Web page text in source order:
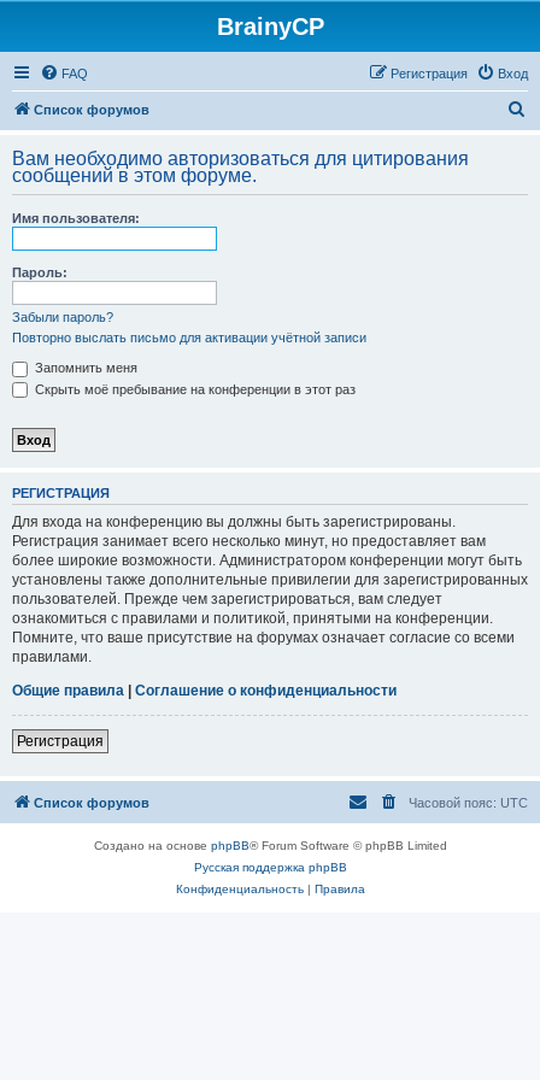
BrainyCP
FAQ Вход
Регистрация
Список форумов
с
Вам необходимо авторизоваться для цитирования
сообщений в этом форуме.
Имя пользователя:
Пароль:
Забыли пароль?
Повторно выслать письмо для активации учётной записи
Запомнить меня
Скрыть моё пребывание на конференции в этот раз
РЕГИСТРАЦИЯ
Для входа на конференцию вы должны быть зарегистрированы.
Регистрация занимает всего несколько минут, но предоставляет вам
более широкие возможности. Администратором конференции могут быть
установлены также дополнительные привилегии для зарегистрированных
пользователей. Прежде чем зарегистрироваться, вам следует
ознакомиться с правилами и политикой, принятыми на конференции.
Помните, что ваше присутствие на форумах означает согласие со всеми
правилами.
Общие правила | Соглашение о конфиденциальности
Регистрация
Список форумов Часовой пояс: UTC
Создано на основе phpBB® Forum Software © phpBB Limited
Русская поддержка phpBB
Конфиденциальность| Правила